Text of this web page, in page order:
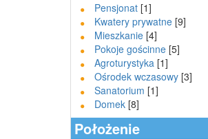
Pensjonat [1]
Kwatery prywatne [9]
Mieszkanie [4]
Pokoje gościnne [5]
Agroturystyka [1]
Ośrodek wczasowy [3]
Sanatorium [1]
Domek [8]
Położenie